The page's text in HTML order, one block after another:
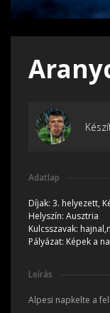
Adatlap
Díjak: 3. helyezett,
Helyszín: Ausztria
Kulcsszavak:
Pályázat: Képek a
Leírás
Alpesi napkelte a